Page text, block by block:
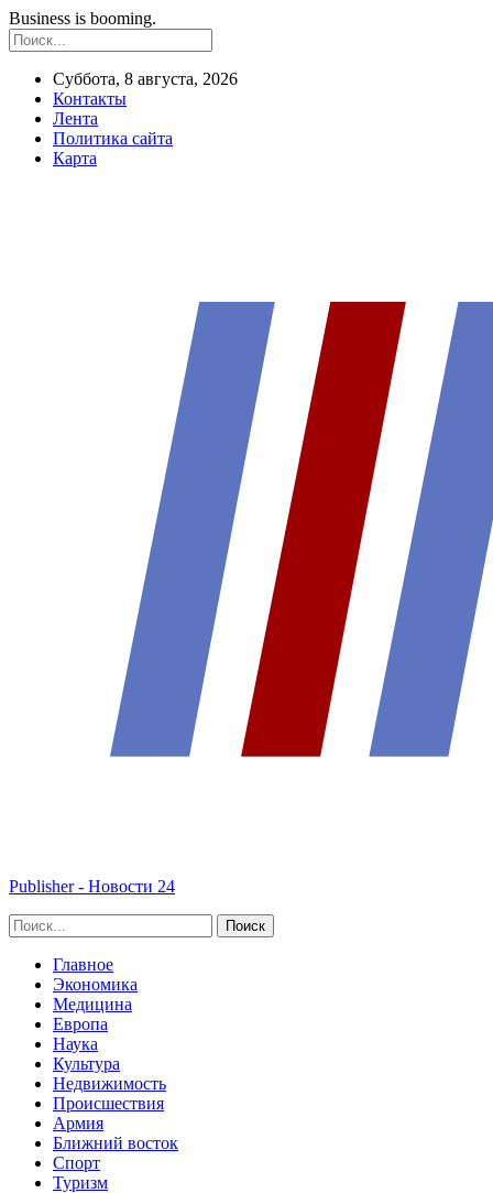
Business is booming.
Суббота, 8 августа, 2026
Контакты
Лента
Политика сайта
Карта
Publisher - Новости 24
Главное
Экономика
Медицина
Европа
Наука
Культура
Недвижимость
Происшествия
Армия
Ближний восток
Спорт
Туризм